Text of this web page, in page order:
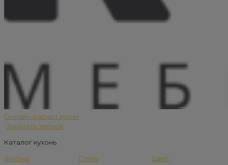
Онлайн-расчет кухни
Заказать звонок
Каталог кухонь
Форма
Стиль
Цвет